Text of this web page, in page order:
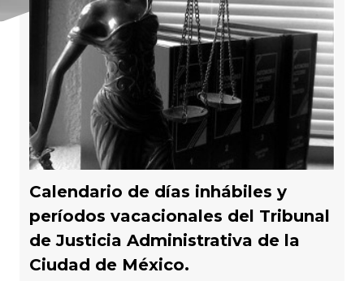
Calendario de días inhábiles y
períodos vacacionales del Tribunal
de Justicia Administrativa de la
Ciudad de México.